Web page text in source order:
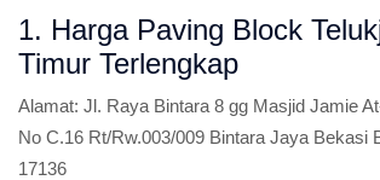
1. Harga Paving Block
Timur Terlengkap
Alamat: Jl. Raya Bintara 8 gg Masjid Jamie
No C.16 Rt/Rw.003/009 Bintara Jaya Bekasi
17136